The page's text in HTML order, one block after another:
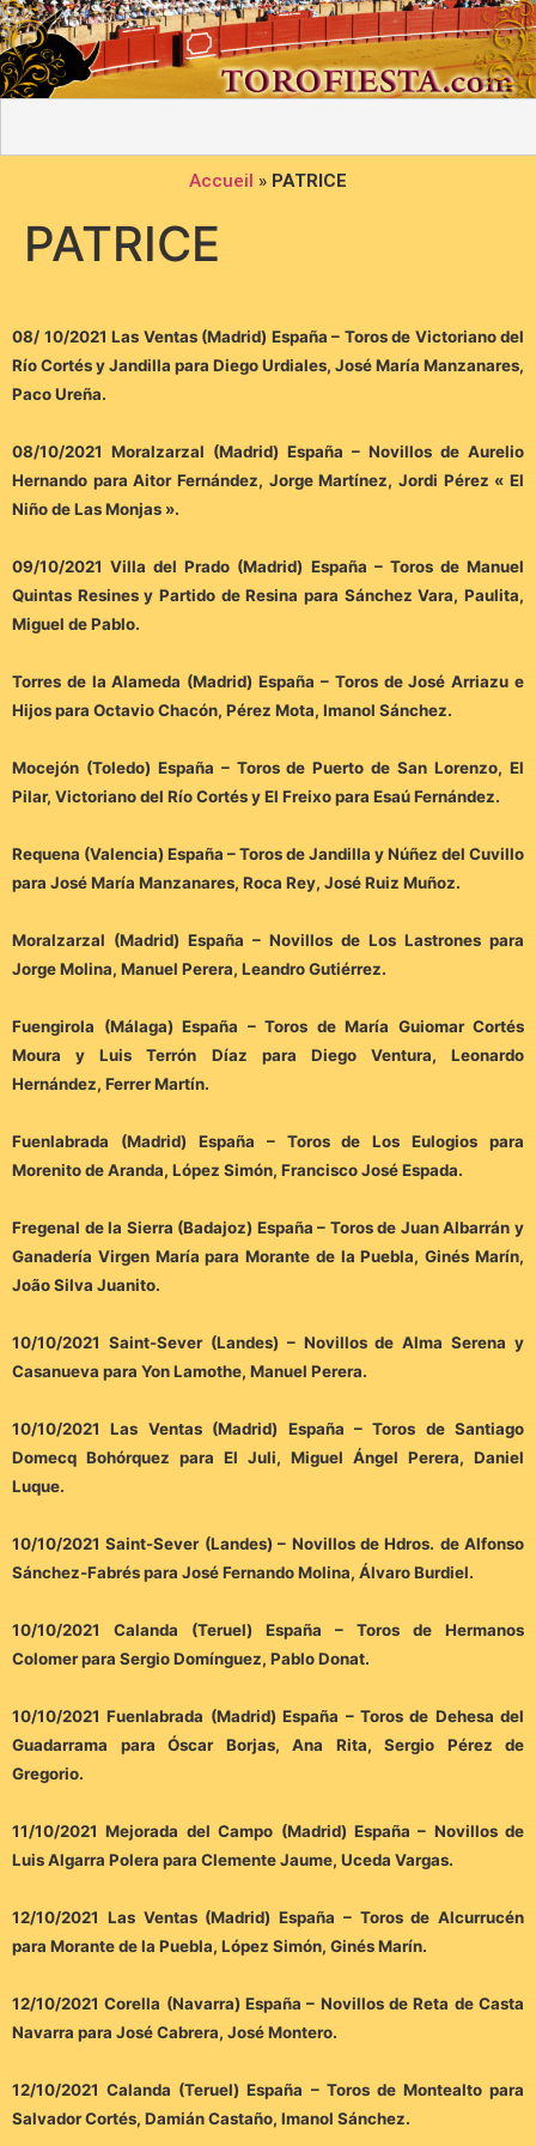
Accueil » PATRICE
PATRICE
08/ 10/2021 Las Ventas (Madrid) España – Toros de Victoriano del
Río Cortés y Jandilla para Diego Urdiales, José María Manzanares,
Paco Ureña.
08/10/2021 Moralzarzal (Madrid) España – Novillos de Aurelio
Hernando para Aitor Fernández, Jorge Martínez, Jordi Pérez « El
Niño de Las Monjas ».
09/10/2021Villa del Prado (Madrid) España – Toros de Manuel
Quintas Resines y Partido de Resina para Sánchez Vara, Paulita,
Miguel de Pablo.
Torres de la Alameda (Madrid) España – Toros de José Arriazu e
Hijos para Octavio Chacón, Pérez Mota, Imanol Sánchez.
Mocejón (Toledo) España – Toros de Puerto de San Lorenzo, El
Pilar, Victoriano del Río Cortés y El Freixo para Esaú Fernández.
Requena (Valencia) España – Toros de Jandilla y Núñez del Cuvillo
para José María Manzanares, Roca Rey, José Ruiz Muñoz.
Moralzarzal (Madrid) España – Novillos de Los Lastrones para
Jorge Molina, Manuel Perera, Leandro Gutiérrez.
Fuengirola (Málaga) España – Toros de María Guiomar Cortés
Moura y Luis Terrón Díaz para Diego Ventura, Leonardo
Hernández, Ferrer Martín.
Fuenlabrada (Madrid) España – Toros de Los Eulogios para
Morenito de Aranda, López Simón, Francisco José Espada.
Fregenal de la Sierra (Badajoz) España – Toros de Juan Albarrán y
Ganadería Virgen María para Morante de la Puebla, Ginés Marín,
João Silva Juanito.
10/10/2021 Saint-Sever (Landes) – Novillos de Alma Serena y
Casanueva para Yon Lamothe, Manuel Perera.
10/10/2021 Las Ventas (Madrid) España – Toros de Santiago
Domecq Bohórquez para El Juli, Miguel Ángel Perera, Daniel
Luque.
10/10/2021 Saint-Sever (Landes) – Novillos de Hdros. de Alfonso
Sánchez-Fabrés para José Fernando Molina, Álvaro Burdiel.
10/10/2021 Calanda (Teruel) España – Toros de Hermanos
Colomer para Sergio Domínguez, Pablo Donat.
10/10/2021 Fuenlabrada (Madrid) España – Toros de Dehesa del
Guadarrama para Óscar Borjas, Ana Rita, Sergio Pérez de
Gregorio.
11/10/2021 Mejorada del Campo (Madrid) España – Novillos de
Luis Algarra Polera para Clemente Jaume, Uceda Vargas.
12/10/2021 Las Ventas (Madrid) España – Toros de Alcurrucén
para Morante de la Puebla, López Simón, Ginés Marín.
12/10/2021 Corella (Navarra) España – Novillos de Reta de Casta
Navarra para José Cabrera, José Montero.
12/10/2021 Calanda (Teruel) España – Toros de Montealto para
Salvador Cortés, Damián Castaño, Imanol Sánchez.